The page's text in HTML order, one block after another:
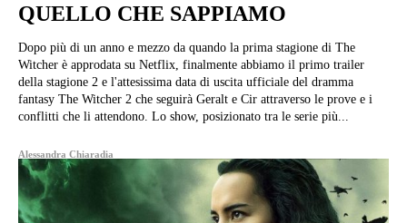
QUELLO CHE SAPPIAMO
Dopo più di un anno e mezzo da quando la prima stagione di The
Witcher è approdata su Netflix, finalmente abbiamo il primo trailer
della stagione 2 e l'attesissima data di uscita ufficiale del dramma
fantasy The Witcher 2 che seguirà Geralt e Cir attraverso le prove e i
conflitti che li attendono. Lo show, posizionato tra le serie più...
Alessandra Chiaradia